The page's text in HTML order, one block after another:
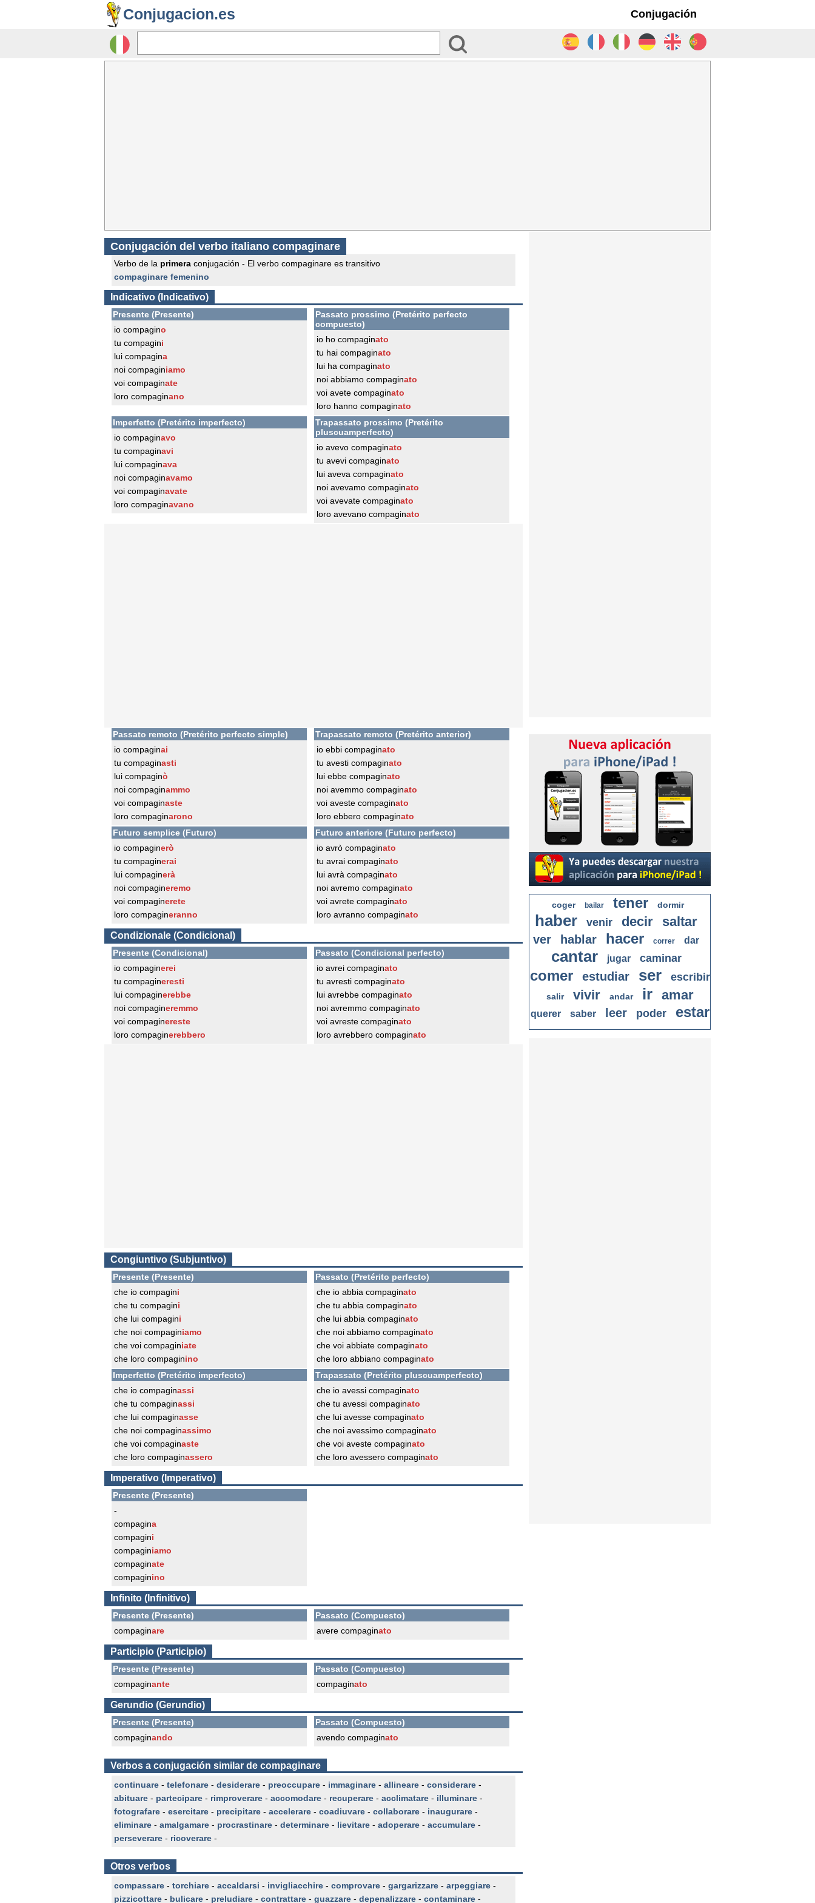
Conjugacion.es Conjugación
Conjugación del verbo italiano compaginare
Verbo de la primera conjugación - El verbo compaginare es transitivo
compaginare femenino
Indicativo (Indicativo)
Presente (Presente)
io compagino
tu compagini
lui compagina
noi compaginiamo
voi compaginate
loro compaginano
Passato prossimo (Pretérito perfecto
compuesto)
io ho compaginato
tu hai compaginato
lui ha compaginato
noi abbiamo compaginato
voi avete compaginato
loro hanno compaginato
Imperfetto (Pretérito imperfecto)
io compaginavo
tu compaginavi
lui compaginava
noi compaginavamo
voi compaginavate
loro compaginavano
Trapassato prossimo (Pretérito
pluscuamperfecto)
io avevo compaginato
tu avevi compaginato
lui aveva compaginato
noi avevamo compaginato
voi avevate compaginato
loro avevano compaginato
Passato remoto (Pretérito perfecto simple)
io compaginai
tu compaginasti
lui compaginò
noi compaginammo
voi compaginaste
loro compaginarono
Trapassato remoto (Pretérito anterior)
io ebbi compaginato
tu avesti compaginato
lui ebbe compaginato
noi avemmo compaginato
voi aveste compaginato
loro ebbero compaginato
Futuro semplice (Futuro)
io compaginerò
tu compaginerai
lui compaginerà
noi compagineremo
voi compaginerete
loro compagineranno
Futuro anteriore (Futuro perfecto)
io avrò compaginato
tu avrai compaginato
lui avrà compaginato
noi avremo compaginato
voi avrete compaginato
loro avranno compaginato
Condizionale (Condicional)
Presente (Condicional)
io compaginerei
tu compagineresti
lui compaginerebbe
noi compagineremmo
voi compaginereste
loro compaginerebbero
Passato (Condicional perfecto)
io avrei compaginato
tu avresti compaginato
lui avrebbe compaginato
noi avremmo compaginato
voi avreste compaginato
loro avrebbero compaginato
Congiuntivo (Subjuntivo)
Presente (Presente)
che io compagini
che tu compagini
che lui compagini
che noi compaginiamo
che voi compaginiate
che loro compaginino
Passato (Pretérito perfecto)
che io abbia compaginato
che tu abbia compaginato
che lui abbia compaginato
che noi abbiamo compaginato
che voi abbiate compaginato
che loro abbiano compaginato
Imperfetto (Pretérito imperfecto)
che io compaginassi
che tu compaginassi
che lui compaginasse
che noi compaginassimo
che voi compaginaste
che loro compaginassero
Trapassato (Pretérito pluscuamperfecto)
che io avessi compaginato
che tu avessi compaginato
che lui avesse compaginato
che noi avessimo compaginato
che voi aveste compaginato
che loro avessero compaginato
Imperativo (Imperativo)
Presente (Presente)
-
compagina
compagini
compaginiamo
compaginate
compaginino
Infinito (Infinitivo)
Presente (Presente)
compaginare
Passato (Compuesto)
avere compaginato
Participio (Participio)
Presente (Presente)
compaginante
Passato (Compuesto)
compaginato
Gerundio (Gerundio)
Presente (Presente)
compaginando
Passato (Compuesto)
avendo compaginato
Verbos a conjugación similar de compaginare
continuare - telefonare - desiderare - preoccupare - immaginare - allineare - considerare -
abituare - partecipare - rimproverare - accomodare - recuperare - acclimatare - illuminare -
fotografare - esercitare - precipitare - accelerare - coadiuvare - collaborare - inaugurare -
eliminare - amalgamare - procrastinare - determinare - lievitare - adoperare - accumulare -
perseverare - ricoverare -
Otros verbos
compassare - torchiare - accaldarsi - invigliacchire - comprovare - gargarizzare - arpeggiare -
pizzicottare - bulicare - preludiare - contrattare - guazzare - depenalizzare - contaminare -
coger bailar tener dormir
haber venir decir saltar
ver hablar hacer correr dar
cantar jugar caminar
comer estudiar ser escribir
salir vivir andar ir amar
querer saber leer poder estar